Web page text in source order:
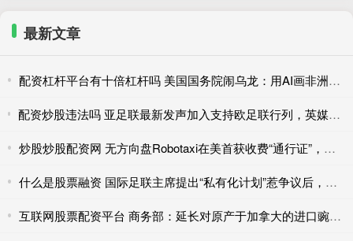
最新文章
配资杠杆平台有十倍杠杆吗 美国国务院闹乌龙：用AI画非洲地图，结果全标错了
配资炒股违法吗 亚足联最新发声加入支持欧足联行列，英媒：FIFA商业计划似乎已宣告“破产”
炒股炒股配资网 无方向盘Robotaxi在美首获收费“通行证”，为何率先过关的是亚马逊？
什么是股票融资 国际足联主席提出“私有化计划”惹争议后，欧足联威胁“全员抵制世界杯”
互联网股票配资平台 商务部：延长对原产于加拿大的进口豌豆淀粉反倾销调查期限